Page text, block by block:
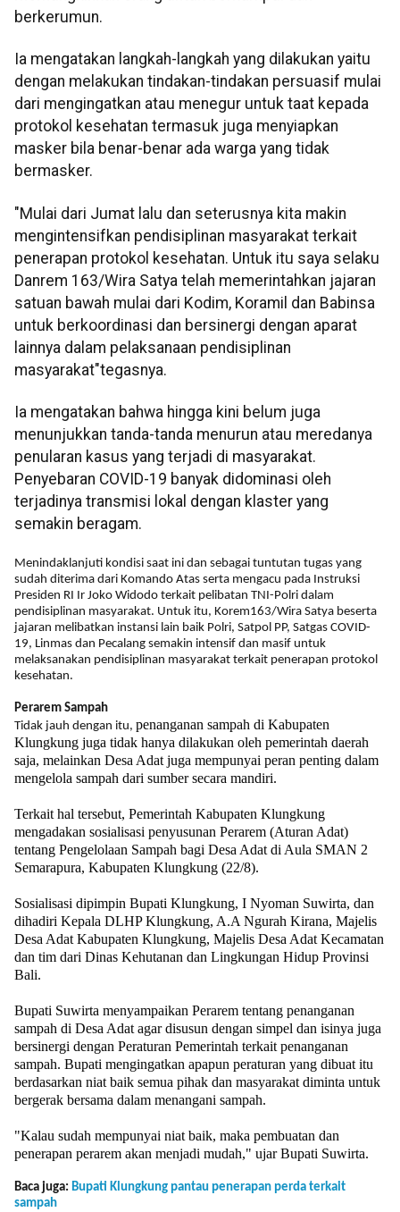
berkerumun.
Ia mengatakan langkah-langkah yang dilakukan yaitu
dengan melakukan tindakan-tindakan persuasif mulai
dari mengingatkan atau menegur untuk taat kepada
protokol kesehatan termasuk juga menyiapkan
masker bila benar-benar ada warga yang tidak
bermasker.
"Mulai dari Jumat lalu dan seterusnya kita makin
mengintensifkan pendisiplinan masyarakat terkait
penerapan protokol kesehatan. Untuk itu saya selaku
Danrem 163/Wira Satya telah memerintahkan jajaran
satuan bawah mulai dari Kodim, Koramil dan Babinsa
untuk berkoordinasi dan bersinergi dengan aparat
lainnya dalam pelaksanaan pendisiplinan
masyarakat"tegasnya.
Ia mengatakan bahwa hingga kini belum juga
menunjukkan tanda-tanda menurun atau meredanya
penularan kasus yang terjadi di masyarakat.
Penyebaran COVID-19 banyak didominasi oleh
terjadinya transmisi lokal dengan klaster yang
semakin beragam.
Menindaklanjuti kondisi saat ini dan sebagai tuntutan tugas yang
sudah diterima dari Komando Atas serta mengacu pada Instruksi
Presiden RI Ir Joko Widodo terkait pelibatan TNI-Polri dalam
pendisiplinan masyarakat. Untuk itu, Korem163/Wira Satya beserta
jajaran melibatkan instansi lain baik Polri, Satpol PP, Satgas COVID-
19, Linmas dan Pecalang semakin intensif dan masif untuk
melaksanakan pendisiplinan masyarakat terkait penerapan protokol
kesehatan.
Perarem Sampah
Tidak jauh dengan itu, penanganan sampah di Kabupaten
Klungkung juga tidak hanya dilakukan oleh pemerintah daerah
saja, melainkan Desa Adat juga mempunyai peran penting dalam
mengelola sampah dari sumber secara mandiri.
Terkait hal tersebut, Pemerintah Kabupaten Klungkung
mengadakan sosialisasi penyusunan Perarem (Aturan Adat)
tentang Pengelolaan Sampah bagi Desa Adat di Aula SMAN 2
Semarapura, Kabupaten Klungkung (22/8).
Sosialisasi dipimpin Bupati Klungkung, I Nyoman Suwirta, dan
dihadiri Kepala DLHP Klungkung, A.A Ngurah Kirana, Majelis
Desa Adat Kabupaten Klungkung, Majelis Desa Adat Kecamatan
dan tim dari Dinas Kehutanan dan Lingkungan Hidup Provinsi
Bali.
Bupati Suwirta menyampaikan Perarem tentang penanganan
sampah di Desa Adat agar disusun dengan simpel dan isinya juga
bersinergi dengan Peraturan Pemerintah terkait penanganan
sampah. Bupati mengingatkan apapun peraturan yang dibuat itu
berdasarkan niat baik semua pihak dan masyarakat diminta untuk
bergerak bersama dalam menangani sampah.
"Kalau sudah mempunyai niat baik, maka pembuatan dan
penerapan perarem akan menjadi mudah," ujar Bupati Suwirta.
Baca juga: Bupati Klungkung pantau penerapan perda terkait
sampah